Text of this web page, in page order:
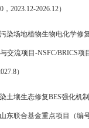
， 2023.12-2026.12）
染场地植物生物电化学修
交流项目 -NSFC/BRICS项
）
土壤生态修复BES强化机
东联合基金重点项目（编